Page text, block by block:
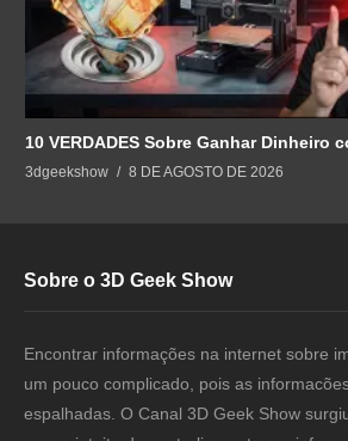
10 VERDADES Sobre Ganhar Dinheiro
3dgeekshow 8 DE AGOSTO DE 2026
Sobre o 3D Geek Show
Encontrar informações na internet sobre
um pouco complicado, pois as
espalhadas. O Canal 3D Geek Show